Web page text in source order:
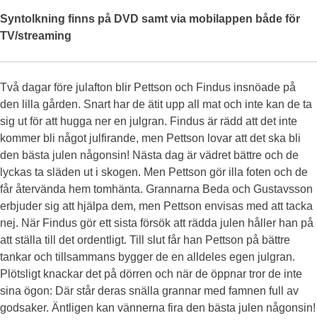
Syntolkning finns på DVD samt via mobilappen både för
TV/streaming
Två dagar före julafton blir Pettson och Findus insnöade på
den lilla gården. Snart har de ätit upp all mat och inte kan de ta
sig ut för att hugga ner en julgran. Findus är rädd att det inte
kommer bli något julfirande, men Pettson lovar att det ska bli
den bästa julen någonsin! Nästa dag är vädret bättre och de
lyckas ta släden ut i skogen. Men Pettson gör illa foten och de
får återvända hem tomhänta. Grannarna Beda och Gustavsson
erbjuder sig att hjälpa dem, men Pettson envisas med att tacka
nej. När Findus gör ett sista försök att rädda julen håller han på
att ställa till det ordentligt. Till slut får han Pettson på bättre
tankar och tillsammans bygger de en alldeles egen julgran.
Plötsligt knackar det på dörren och när de öppnar tror de inte
sina ögon: Där står deras snälla grannar med famnen full av
godsaker. Äntligen kan vännerna fira den bästa julen någonsin!